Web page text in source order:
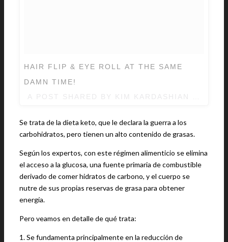
HAIR FLIP & EYE ROLL AT THE SAME
DAMN TIME!
Se trata de la dieta keto, que le declara la guerra a los
carbohidratos, pero tienen un alto contenido de grasas.
Según los expertos, con este régimen alimenticio se elimina
el acceso a la glucosa, una fuente primaria de combustible
derivado de comer hidratos de carbono, y el cuerpo se
nutre de sus propias reservas de grasa para obtener
energía.
Pero veamos en detalle de qué trata:
1. Se fundamenta principalmente en la reducción de